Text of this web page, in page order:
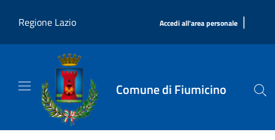
Regione Lazio
Accedi all'area personale |
Comune di Fiumicino